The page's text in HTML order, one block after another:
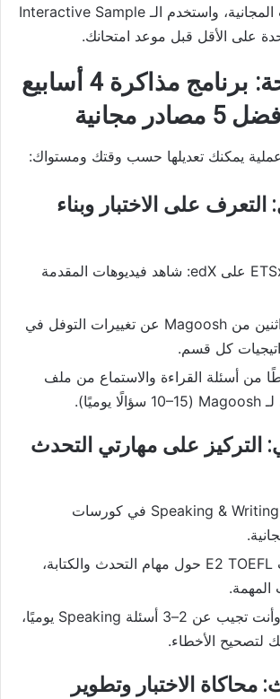
حمّل الملفات المجانية، واستخدم الـ Interactive Sample
خطة مقترحة: برنامج مذاكرة 4 أسابيع
مجانية
يمكنك تعديلها حسب وقتك ومستواك:
التعرف على الاختبار وبناء
ابدأ بكورس ETSx على edX: شاهد فيديوهات المقدمة
اقرأ مقالًا أو اثنين من Magoosh عن تغييرات التوفل في
من أسئلة القراءة والاستماع من ملف
التركيز على مهارتي التحدث
أكمل دروس Speaking & Writing في كورسات
تابع فيديوهات E2 TOEFL حول مهام التحدث والكتابة،
المهمة.
سجّل نفسك وأنت تجيب عن 2–3 أسئلة Speaking يوميًا،
لتصحيح الأخطاء.
محاكاة الاختبار وتطوير